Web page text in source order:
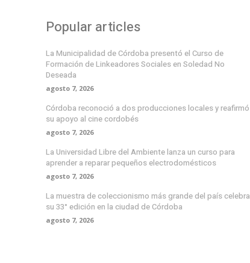
Popular articles
La Municipalidad de Córdoba presentó el Curso de
Formación de Linkeadores Sociales en Soledad No
Deseada
agosto 7, 2026
Córdoba reconoció a dos producciones locales y reafirmó
su apoyo al cine cordobés
agosto 7, 2026
La Universidad Libre del Ambiente lanza un curso para
aprender a reparar pequeños electrodomésticos
agosto 7, 2026
La muestra de coleccionismo más grande del país celebra
su 33° edición en la ciudad de Córdoba
agosto 7, 2026